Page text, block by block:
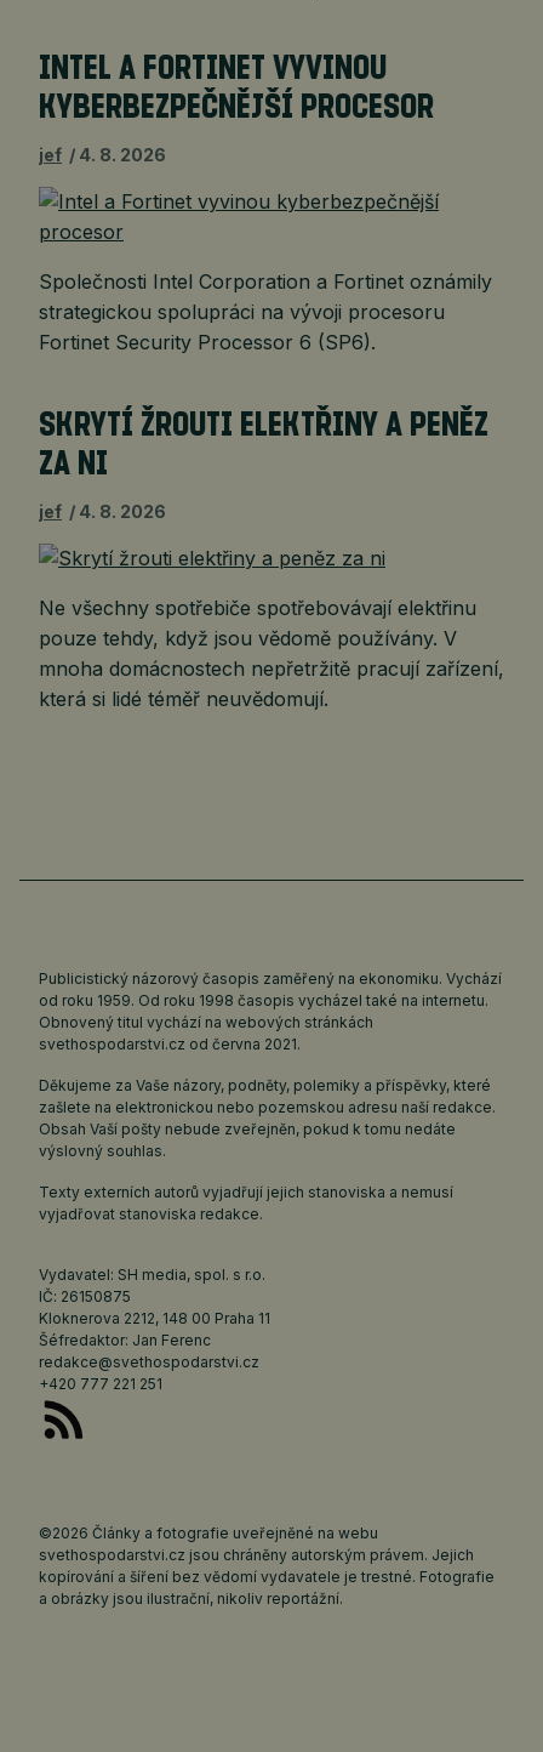
INTEL A FORTINET VYVINOU
KYBERBEZPEČNĚJŠÍ PROCESOR
jef 4. 8. 2026
Společnosti Intel Corporation a Fortinet oznámily
strategickou spolupráci na vývoji procesoru
Fortinet Security Processor 6 (SP6).
SKRYTÍ ŽROUTI ELEKTŘINY A PENĚZ
ZA NI
jef 4. 8. 2026
Ne všechny spotřebiče spotřebovávají elektřinu
pouze tehdy, když jsou vědomě používány. V
mnoha domácnostech nepřetržitě pracují zařízení,
která si lidé téměř neuvědomují.
Publicistický názorový časopis zaměřený na ekonomiku. Vychází
od roku 1959. Od roku 1998 časopis vycházel také na internetu.
Obnovený titul vychází na webových stránkách
svethospodarstvi.cz od června 2021.
Děkujeme za Vaše názory, podněty, polemiky a příspěvky, které
zašlete na elektronickou nebo pozemskou adresu naší redakce.
Obsah Vaší pošty nebude zveřejněn, pokud k tomu nedáte
výslovný souhlas.
Texty externích autorů vyjadřují jejich stanoviska a nemusí
vyjadřovat stanoviska redakce.
Vydavatel: SH media, spol. s r.o.
IČ: 26150875
Kloknerova 2212, 148 00 Praha 11
Šéfredaktor: Jan Ferenc
redakce@svethospodarstvi.cz
+420 777 221 251
©2026 Články a fotografie uveřejněné na webu
svethospodarstvi.cz jsou chráněny autorským právem. Jejich
kopírování a šíření bez vědomí vydavatele je trestné. Fotografie
a obrázky jsou ilustrační, nikoliv reportážní.